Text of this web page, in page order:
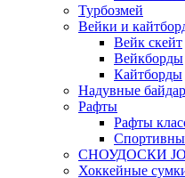
Турбозмей
Вейки и
Вейк скейт
Вейкборды
Кайтборды
Надувные
Рафты
Рафты
СНОУДОСКИ
Хоккейные